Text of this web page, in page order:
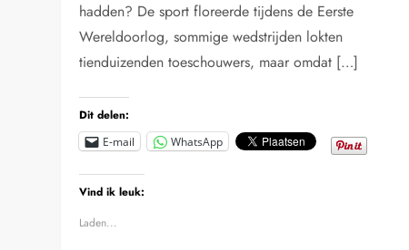
hadden? De sport floreerde tijdens de Eerste
Wereldoorlog, sommige wedstrijden lokten
tienduizenden toeschouwers, maar omdat […]
Dit delen:
E-mail WhatsApp
Vind ik leuk:
Laden...